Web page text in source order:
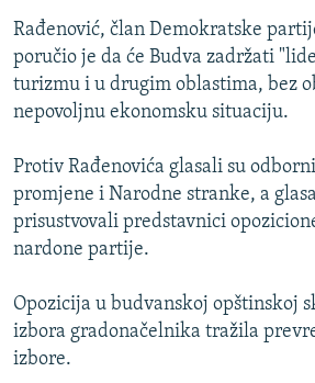
VIŠE OD NASLOVA
GENOCID U SREBRENICI
POPLAVE I KLIZIŠTA U BIH 2024.
POST SCRIPTUM
MOJA EVROPA
TRI DECENIJE OD RATA U BIH
SVE KARTE DEJTONA
NASTANAK I RASPAD JUGOSLAVIJE
PRATITE NAS
Rađenović, član Demokratske
poručio je da će Budva zadržati
turizmu i u drugim oblastima, bez
nepovoljnu ekonomsku situaciju.
Protiv Rađenovića glasali su
promjene i Narodne stranke, a
prisustvovali predstavnici
nardone partije.
Opozicija u budvanskoj opštinskoj
izbora gradonačelnika tražila
izbore.